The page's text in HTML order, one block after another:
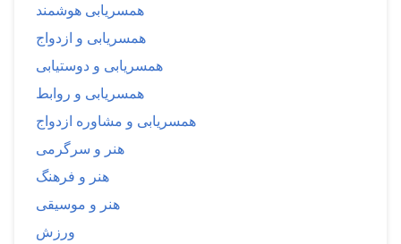
همسریابی هوشمند
همسریابی و ازدواج
همسریابی و دوستیابی
همسریابی و روابط
همسریابی و مشاوره ازدواج
هنر و سرگرمی
هنر و فرهنگ
هنر و موسیقی
ورزش